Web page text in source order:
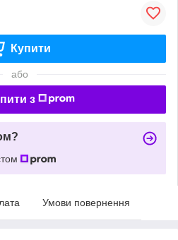
Купити
або
з
Умови повернення